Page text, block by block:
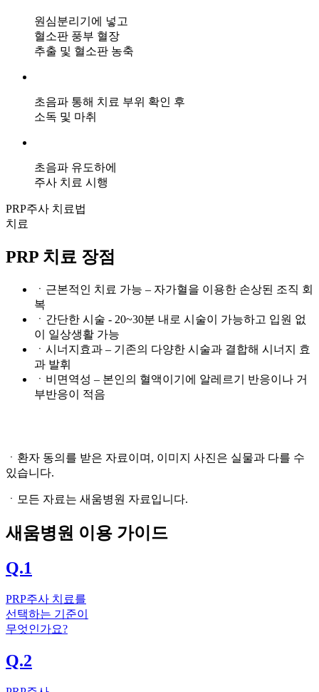
원심분리기에 넣고
혈소판 풍부 혈장
추출 및 혈소판 농축
초음파 통해 치료 부위 확인 후
소독 및 마취
초음파 유도하에
주사 치료 시행
PRP주사 치료법
치료
PRP 치료 장점
ㆍ근본적인 치료 가능 – 자가혈을 이용한 손상된 조직 회
복
ㆍ간단한 시술 - 20~30분 내로 시술이 가능하고 입원 없
이 일상생활 가능
ㆍ시너지효과 – 기존의 다양한 시술과 결합해 시너지 효
과 발휘
ㆍ비면역성 – 본인의 혈액이기에 알레르기 반응이나 거
부반응이 적음
ㆍ환자 동의를 받은 자료이며, 이미지 사진은 실물과 다를 수
있습니다.
ㆍ모든 자료는 새움병원 자료입니다.
새움병원 이용 가이드
Q.1
PRP주사 치료를
선택하는 기준이
무엇인가요?
Q.2